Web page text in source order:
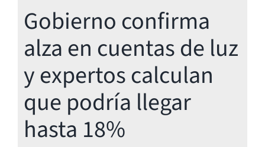
Gobierno confirma
alza en cuentas de luz
y expertos calculan
que podría llegar
hasta 18%